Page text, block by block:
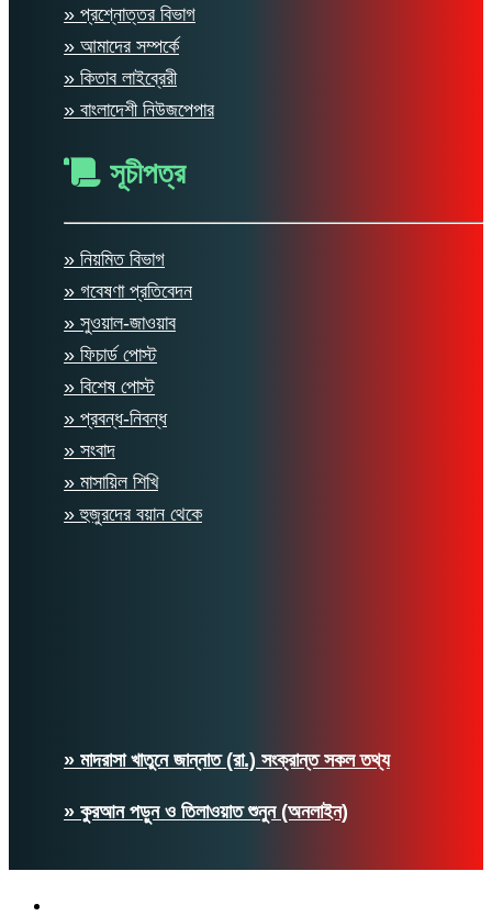
» প্রশ্নোত্তর বিভাগ
» আমাদের সম্পর্কে
» কিতাব লাইব্রেরী
» বাংলাদেশী নিউজপেপার
সূচীপত্র
» নিয়মিত বিভাগ
» গবেষণা প্রতিবেদন
» সুওয়াল-জাওয়াব
» ফিচার্ড পোস্ট
» বিশেষ পোস্ট
» প্রবন্ধ-নিবন্ধ
» সংবাদ
» মাসায়িল শিখি
» হুজুরদের বয়ান থেকে
» মাদরাসা খাতুনে জান্নাত (রা.) সংক্রান্ত সকল তথ্য
» কুরআন পড়ুন ও তিলাওয়াত শুনুন (অনলাইন)